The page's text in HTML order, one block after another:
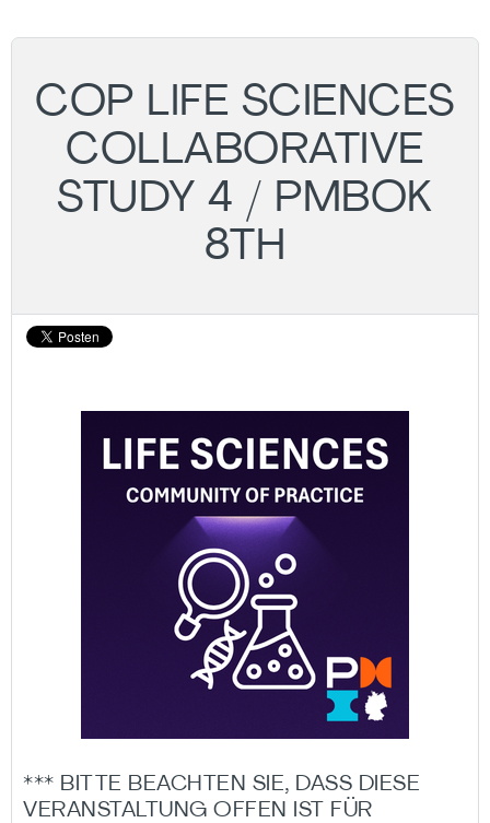
COP LIFE SCIENCES
COLLABORATIVE
STUDY 4 / PMBOK
8TH
*** BITTE BEACHTEN SIE, DASS DIESE
VERANSTALTUNG OFFEN IST FÜR